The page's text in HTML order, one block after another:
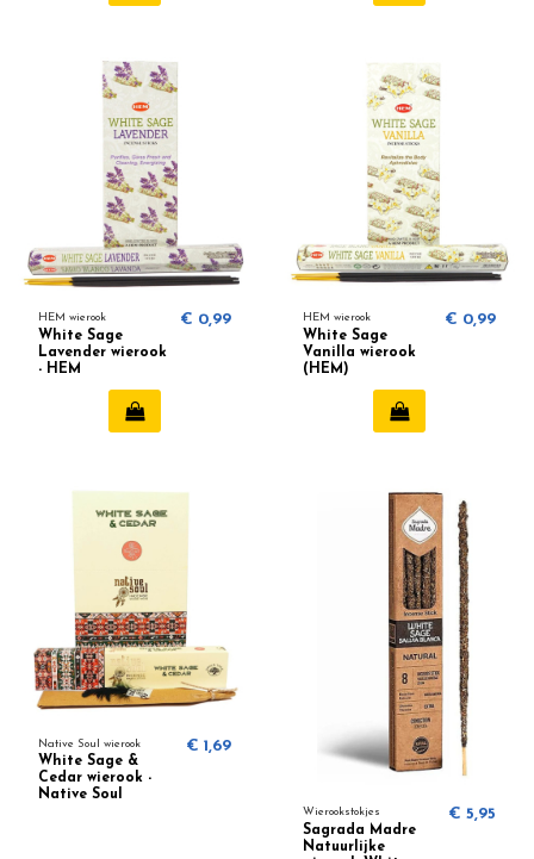
HEM wierook
White Sage
Lavender wierook
- HEM
€ 0,99 HEM wierook
White Sage
Vanilla wierook
(HEM)
€ 0,99
Native Soul wierook
White Sage &
Cedar wierook -
Native Soul
€ 1,69
Wierookstokjes
Sagrada Madre
Natuurlijke
€ 5,95